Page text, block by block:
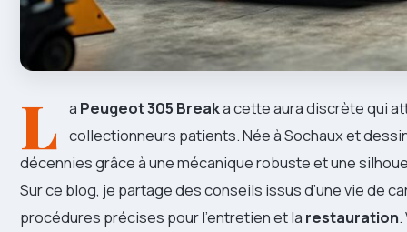
L a Peugeot 305 Breaka cette aura discrète qui
collectionneurs patients. Née à Sochaux et
décennies grâce à une mécanique robuste et une
Sur ce blog, je partage des conseils issus d’une vie de
procédures précises pour l’entretien et la restauration